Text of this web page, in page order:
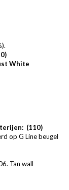
White
(110)
op G Line beugel
Tan wall